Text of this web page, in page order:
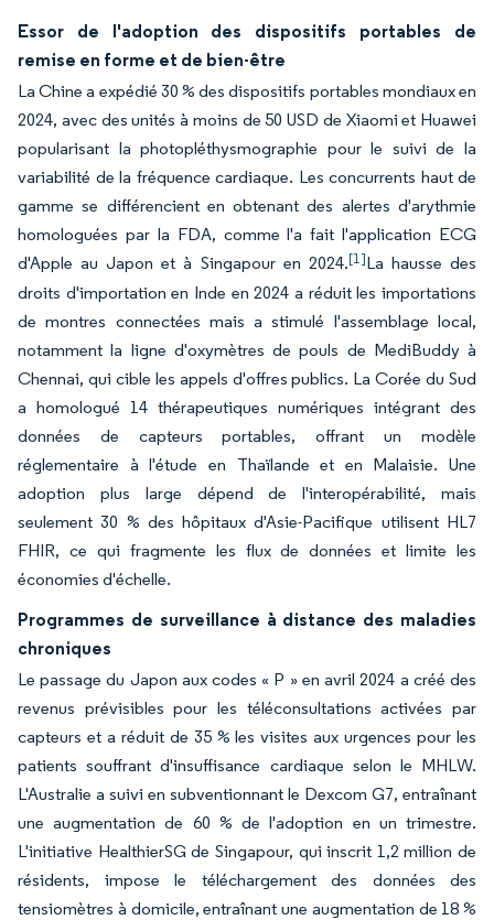
Essor de l'adoption des dispositifs portables de
remise en forme et de bien-être
La Chine a expédié 30 % des dispositifs portables mondiaux en
2024, avec des unités à moins de 50 USD de Xiaomi et Huawei
popularisant la photopléthysmographie pour le suivi de la
variabilité de la fréquence cardiaque. Les concurrents haut de
gamme se différencient en obtenant des alertes d'arythmie
homologuées par la FDA, comme l'a fait l'application ECG
d'Apple au Japon et à Singapour en 2024.[1]La hausse des
droits d'importation en Inde en 2024 a réduit les importations
de montres connectées mais a stimulé l'assemblage local,
notamment la ligne d'oxymètres de pouls de MediBuddy à
Chennai, qui cible les appels d'offres publics. La Corée du Sud
a homologué 14 thérapeutiques numériques intégrant des
données de capteurs portables, offrant un modèle
réglementaire à l'étude en Thaïlande et en Malaisie. Une
adoption plus large dépend de l'interopérabilité, mais
seulement 30 % des hôpitaux d'Asie-Pacifique utilisent HL7
FHIR, ce qui fragmente les flux de données et limite les
économies d'échelle.
Programmes de surveillance à distance des maladies
chroniques
Le passage du Japon aux codes « P » en avril 2024 a créé des
revenus prévisibles pour les téléconsultations activées par
capteurs et a réduit de 35 % les visites aux urgences pour les
patients souffrant d'insuffisance cardiaque selon le MHLW.
L'Australie a suivi en subventionnant le Dexcom G7, entraînant
une augmentation de 60 % de l'adoption en un trimestre.
L'initiative HealthierSG de Singapour, qui inscrit 1,2 million de
résidents, impose le téléchargement des données des
tensiomètres à domicile, entraînant une augmentation de 18 %